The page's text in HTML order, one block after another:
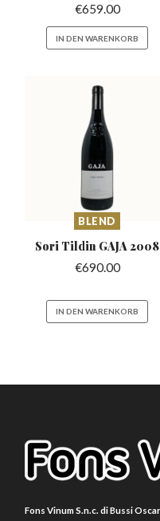
€659.00
IN DEN WARENKORB
BLEND
Sori Tildin GAJA 2008
€690.00
IN DEN WARENKORB
Fons Vinum S.n.c. di Bussi